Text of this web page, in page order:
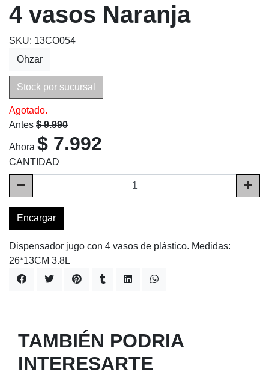
4 vasos Naranja
SKU: 13CO054
Ohzar
Stock por sucursal
Agotado.
Antes $ 9.990
Ahora $ 7.992
CANTIDAD
Encargar
Dispensador jugo con 4 vasos de plástico. Medidas:
26*13CM 3.8L
TAMBIÉN PODRIA
INTERESARTE